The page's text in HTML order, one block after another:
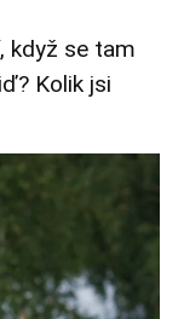
když se tam
Kolik jsi